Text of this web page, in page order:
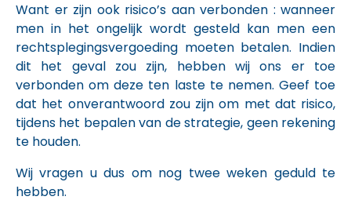
Want er zijn ook risico’s aan verbonden : wanneer
men in het ongelijk wordt gesteld kan men een
rechtsplegingsvergoeding moeten betalen. Indien
dit het geval zou zijn, hebben wij ons er toe
verbonden om deze ten laste te nemen. Geef toe
dat het onverantwoord zou zijn om met dat risico,
tijdens het bepalen van de strategie, geen rekening
te houden.
Wij vragen u dus om nog twee weken geduld te
hebben.